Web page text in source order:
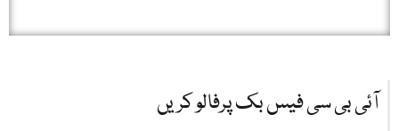
آئی بی سی فیس بک پرفالو کریں